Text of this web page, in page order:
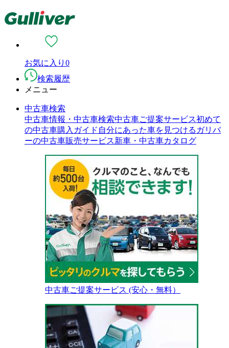
お気に入り 0
検索履歴
メニュー
中古車検索
中古車情報・中古車検索中古車ご提案サービス初めて
の中古車購入ガイド 自分にあった車を見つける ガリバ
ーの中古車販売サービス新車・中古車カタログ
中古車ご提案サービス (安心・無料）